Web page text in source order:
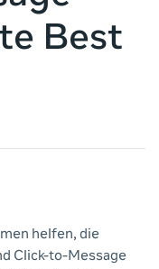
Best
helfen, die
Click-to-Message